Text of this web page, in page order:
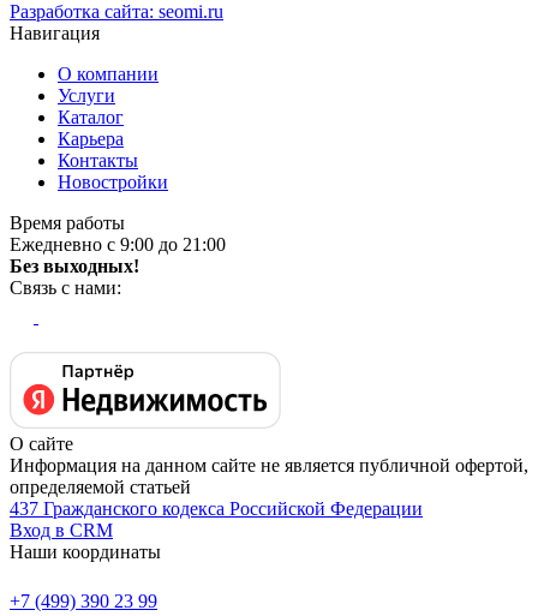
Разработка сайта: seomi.ru
Навигация
О компании
Услуги
Каталог
Карьера
Контакты
Новостройки
Время работы
Ежедневно с 9:00 до 21:00
Без выходных!
Связь с нами:
О сайте
Информация на данном сайте не является публичной офертой,
определяемой статьей
437 Гражданского кодекса Российской Федерации
Вход в CRM
Наши координаты
+7 (499) 390 23 99